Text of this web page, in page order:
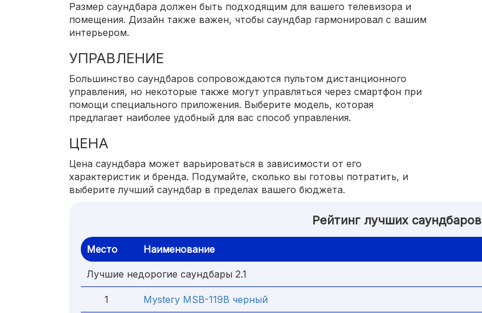
Размер саундбара должен быть подходящим для вашего телевизора и
помещения. Дизайн также важен, чтобы саундбар гармонировал с вашим
интерьером.
УПРАВЛЕНИЕ
Большинство саундбаров сопровождаются пультом дистанционного
управления, но некоторые также могут управляться через смартфон при
помощи специального приложения. Выберите модель, которая
предлагает наиболее удобный для вас способ управления.
ЦЕНА
Цена саундбара может варьироваться в зависимости от его
характеристик и бренда. Подумайте, сколько вы готовы потратить, и
выберите лучший саундбар в пределах вашего бюджета.
Рейтинг лучших саундбаров
Место Наименование
Лучшие недорогие саундбары 2.1
1 Mystery MSB-119B черный